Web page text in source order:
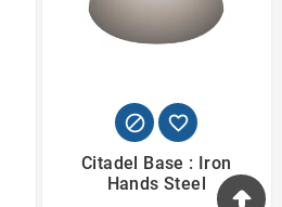
 
Citadel Base : Iron
Hands Steel